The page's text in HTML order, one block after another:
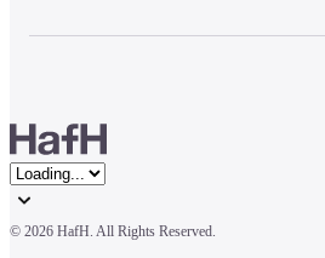
© 2026 HafH. All Rights Reserved.